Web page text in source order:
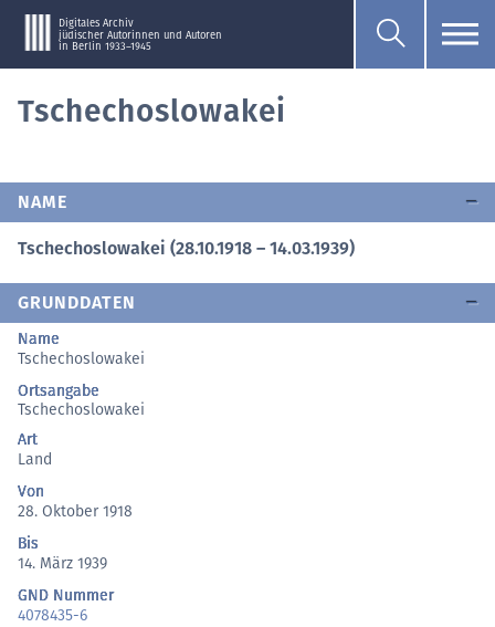
Digitales Archiv
jüdischer Autorinnen und Autoren
in Berlin 1933–1945
Tschechoslowakei
NAME
Tschechoslowakei (28.10.1918 – 14.03.1939)
GRUNDDATEN
Name
Tschechoslowakei
Ortsangabe
Tschechoslowakei
Art
Land
Von
28. Oktober 1918
Bis
14. März 1939
GND Nummer
4078435-6